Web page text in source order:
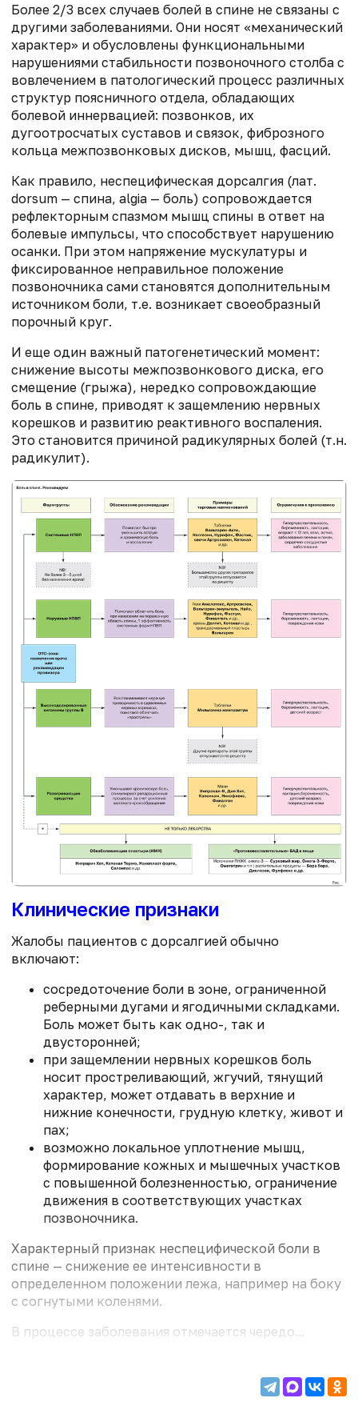
Более 2/3 всех случаев болей в спине не связаны с
другими заболеваниями. Они носят «механический
характер» и обусловлены функциональными
нарушениями стабильности позвоночного столба с
вовлечением в патологический процесс различных
структур поясничного отдела, обладающих
болевой иннервацией: позвонков, их
дугоотросчатых суставов и связок, фиброзного
кольца межпозвонковых дисков, мышц, фасций.
Как правило, неспецифическая дорсалгия (лат.
dorsum — спина, algia — боль) сопровождается
рефлекторным спазмом мышц спины в ответ на
болевые импульсы, что способствует нарушению
осанки. При этом напряжение мускулатуры и
фиксированное неправильное положение
позвоночника сами становятся дополнительным
источником боли, т.е. возникает своеобразный
порочный круг.
И еще один важный патогенетический момент:
снижение высоты межпозвонкового диска, его
смещение (грыжа), нередко сопровождающие
боль в спине, приводят к защемлению нервных
корешков и развитию реактивного воспаления.
Это становится причиной радикулярных болей (т.н.
радикулит).
Клинические признаки
Жалобы пациентов с дорсалгией обычно
включают:
сосредоточение боли в зоне, ограниченной
реберными дугами и ягодичными складками.
Боль может быть как одно-, так и
двусторонней;
при защемлении нервных корешков боль
носит простреливающий, жгучий, тянущий
характер, может отдавать в верхние и
нижние конечности, грудную клетку, живот и
пах;
возможно локальное уплотнение мышц,
формирование кожных и мышечных участков
с повышенной болезненностью, ограничение
движения в соответствующих участках
позвоночника.
Характерный признак неспецифической боли в
спине — снижение ее интенсивности в
определенном положении лежа, например на боку
с согнутыми коленями.
В процессе заболевания отмечается чередо...